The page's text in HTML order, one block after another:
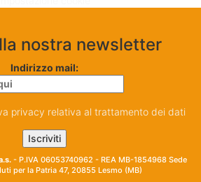
nostra newsletter
Indirizzo mail:
privacy relativa al trattamento dei dati
- P.IVA 06053740962 - REA MB-1854968 Sede
per la Patria 47, 20855 Lesmo (MB)